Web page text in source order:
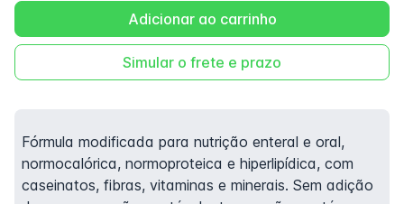
Adicionar ao carrinho
Simular o frete e prazo
Fórmula modificada para nutrição enteral e oral,
normocalórica, normoproteica e hiperlipídica, com
caseinatos, fibras, vitaminas e minerais. Sem adição